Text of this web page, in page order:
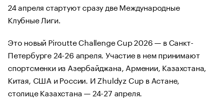
24 апреля стартуют сразу две Международные
Клубные Лиги.
Это новый Piroutte Challenge Cuр 2026 — в Санкт-
Петербурге 24-26 апреля. Участие в нем принимают
спортсменки из Азербайджана, Армении, Казахстана,
Китая, США и России. И Zhuldyz Cup в Астане,
столице Казахстана — 24-27 апреля.